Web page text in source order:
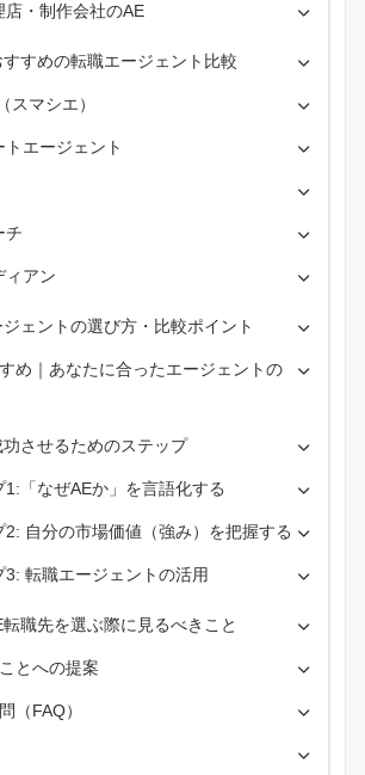
店・制作会社のAE
すめの転職エージェント比較
スマシエ）
トエージェント
チ
ィアン
ェントの選び方・比較ポイント
め｜あなたに合ったエージェントの
させるためのステップ
1:「なぜAEか」を言語化する
2: 自分の市場価値（強み）を把握する
3: 転職エージェントの活用
職先を選ぶ際に見るべきこと
とへの提案
（FAQ）